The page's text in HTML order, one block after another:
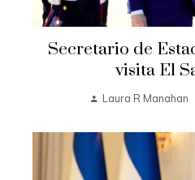
Secretario de
visita El
Laura R Manahan